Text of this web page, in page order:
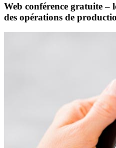
Web conférence gratuite –
des opérations de